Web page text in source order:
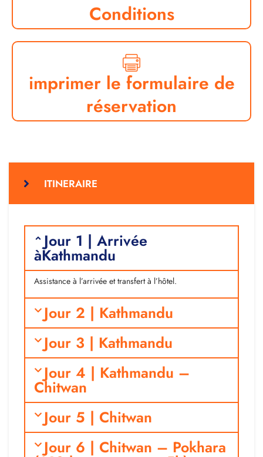
Conditions
imprimer le formulaire de
réservation
ITINERAIRE
Jour 1 | Arrivée
àKathmandu
Assistance à l’arrivée et transfert à l’hôtel.
Jour 2 | Kathmandu
Jour 3 | Kathmandu
Jour 4 | Kathmandu –
Chitwan
Jour 5 | Chitwan
Jour 6 | Chitwan – Pokhara